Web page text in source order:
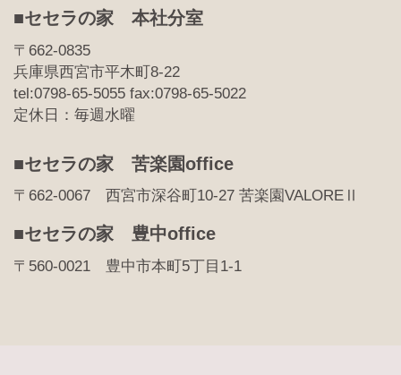
■セセラの家 本社分室
〒662-0835
兵庫県西宮市平木町8-22
tel:0798-65-5055 fax:0798-65-5022
定休日：毎週水曜
■セセラの家 苦楽園office
〒662-0067 西宮市深谷町10-27 苦楽園VALOREⅡ
■セセラの家 豊中office
〒560-0021 豊中市本町5丁目1-1